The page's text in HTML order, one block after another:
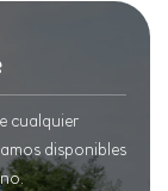
cualquier
disponibles